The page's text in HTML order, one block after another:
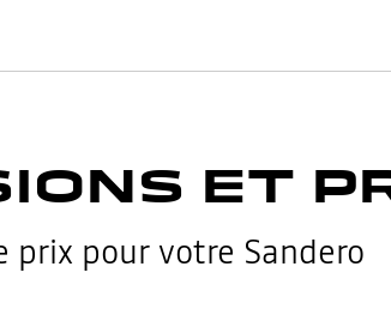
ET
pour votre Sandero